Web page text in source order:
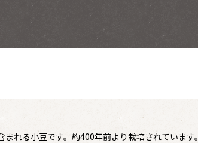
れる小豆です。約400年前より栽培されています。